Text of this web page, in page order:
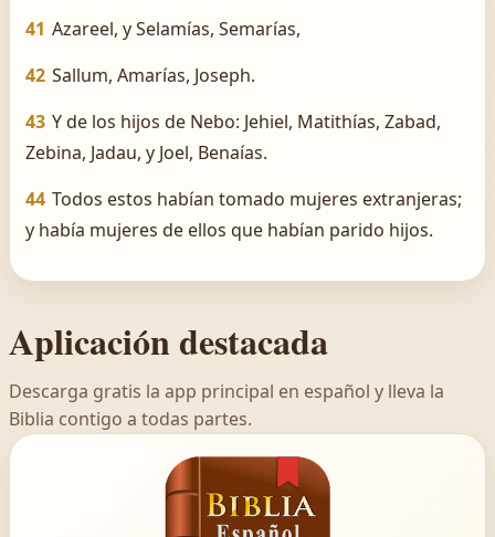
41 Azareel, y Selamías, Semarías,
42 Sallum, Amarías, Joseph.
43 Y de los hijos de Nebo: Jehiel, Matithías, Zabad,
Zebina, Jadau, y Joel, Benaías.
44 Todos estos habían tomado mujeres extranjeras;
y había mujeres de ellos que habían parido hijos.
Aplicación destacada
Descarga gratis la app principal en español y lleva la
Biblia contigo a todas partes.